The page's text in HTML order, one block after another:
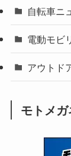
(38)
自転車ニ
電動モビ
アウトド
モトメ